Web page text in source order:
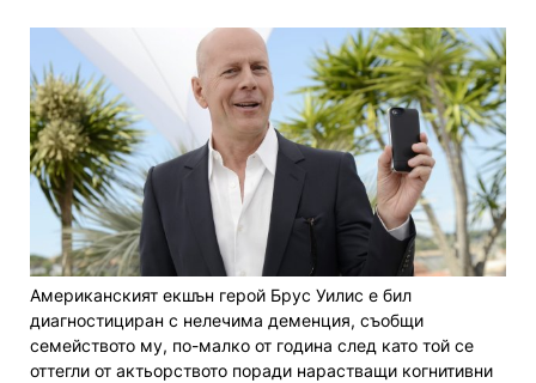
Американският екшън герой Брус Уилис е бил
диагностициран с нелечима деменция, съобщи
семейството му, по-малко от година след като той се
оттегли от актьорството поради нарастващи когнитивни